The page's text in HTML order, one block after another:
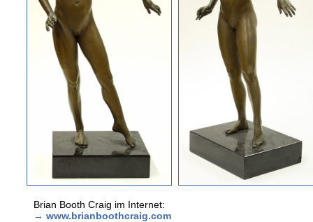
Brian Booth Craig im Internet:
→ www.brianboothcraig.com